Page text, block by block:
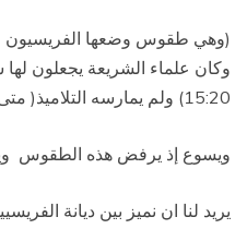
(وهي طقوس وضعها الفريسيون
وكان علماء الشريعة يجعلون
15:20) ولم يمارسه التلاميذ( متى 15: 2) و ( مرقص7: 2-5)… )
ويسوع إذ يرفض هذه الطقوس
يريد لنا ان نميز بين ديانة